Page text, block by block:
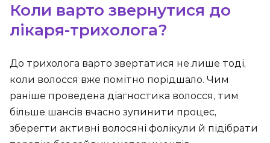
Коли варто звернутися до
лікаря-трихолога?
До трихолога варто звертатися не лише тоді,
коли волосся вже помітно порідшало. Чим
раніше проведена діагностика волосся, тим
більше шансів вчасно зупинити процес,
зберегти активні волосяні фолікули й підібрати